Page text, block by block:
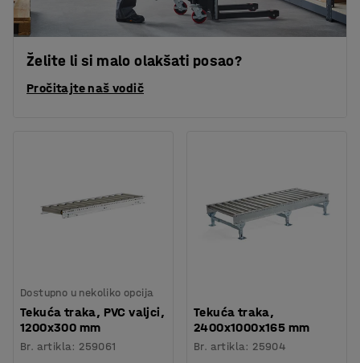
Želite li si malo olakšati posao?
Pročitajte naš vodič
Dostupno u nekoliko opcija
Tekuća traka, PVC valjci,
1200x300 mm
Br. artikla: 259061
Tekuća traka,
2400x1000x165 mm
Br. artikla: 25904